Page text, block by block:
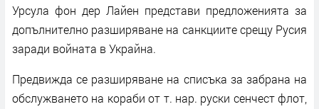
Урсула фон дер Лайен представи предложенията за
допълнително разширяване на санкциите срещу Русия
заради войната в Украйна.
Предвижда се разширяване на списъка за забрана на
обслужването на кораби от т. нар. руски сенчест флот,